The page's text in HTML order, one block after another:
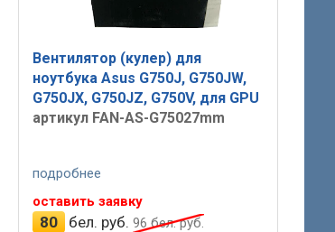
Вентилятор (кулер) для
ноутбука Asus G750J, G750JW,
G750JX, G750JZ, G750V, для GPU
артикул FAN-AS-G75027mm
подробнее
оставить заявку
80 бел. руб. 96бел. руб.